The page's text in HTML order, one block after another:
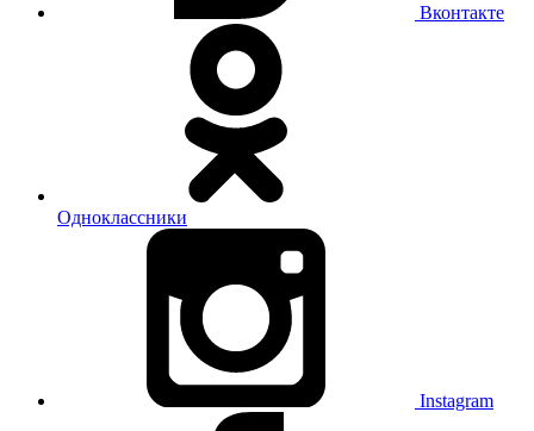
Вконтакте
Одноклассники
Instagram